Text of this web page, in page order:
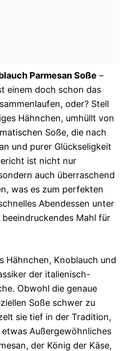
Parmesan Soße –
einem doch schon das
oder? Stell
Hähnchen, umhüllt von
Soße, die nach
und purer Glückseligkeit
ist nicht nur
auch überraschend
was es zum perfekten
Abendessen unter
Mahl für
Hähnchen, Knoblauch und
der italienisch-
Obwohl die genaue
Soße schwer zu
sie tief in der Tradition,
Außergewöhnliches
der König der Käse,